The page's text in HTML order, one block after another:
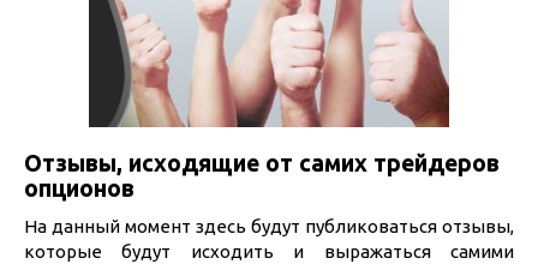
Отзывы, исходящие от самих трейдеров
опционов
На данный момент здесь будут публиковаться отзывы,
которые будут исходить и выражаться самими